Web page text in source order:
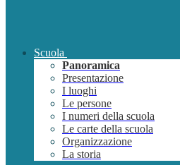
Scuola
Panoramica
Presentazione
I luoghi
Le persone
I numeri della scuola
Le carte della scuola
Organizzazione
La storia